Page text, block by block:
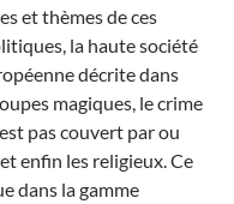
et thèmes de ces
la haute société
décrite dans
magiques, le crime
pas couvert par ou
enfin­ les religieux. Ce
dans la gamme